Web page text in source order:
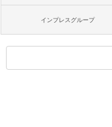
インプレスグループ